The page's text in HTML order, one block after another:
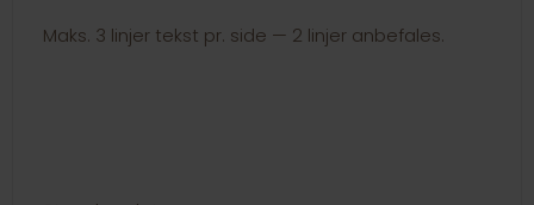
Maks. 3 linjer tekst pr. side — 2 linjer anbefales.